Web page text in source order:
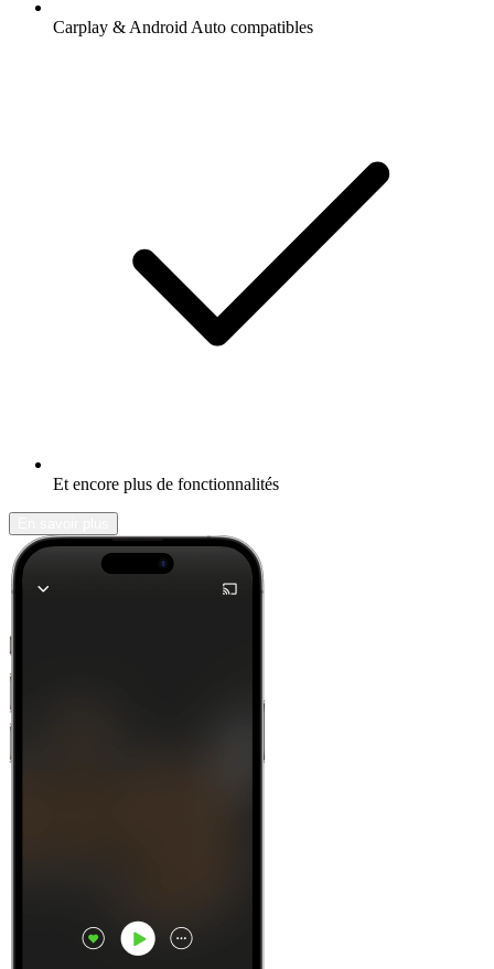
Carplay & Android Auto compatibles
Et encore plus de fonctionnalités